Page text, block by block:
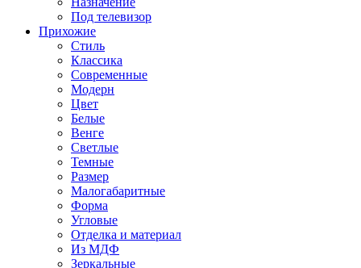
Под телевизор
Прихожие
Стиль
Классика
Современные
Модерн
Цвет
Белые
Венге
Светлые
Темные
Размер
Малогабаритные
Форма
Угловые
Отделка и материал
Из МДФ
Зеркальные